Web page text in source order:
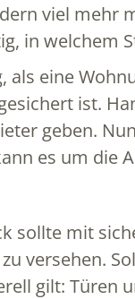
viel
in welchem
eine
ist.
geben.
es um die
sollte mit
versehen.
gilt: Türen